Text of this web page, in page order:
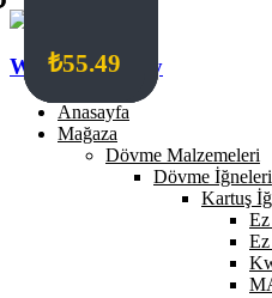
Wildcat Turkey
Anasayfa
Mağaza
Dövme Malzemeleri
Dövme İğneleri
Kartuş
₺878.19
₺548.87
₺329.32
₺55.49